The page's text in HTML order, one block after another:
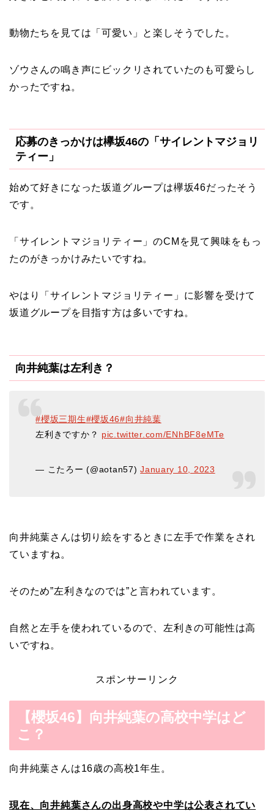
動物たちを見ては「可愛い」と楽しそうでした。
ゾウさんの鳴き声にビックリされていたのも可愛らし
かったですね。
応募のきっかけは欅坂46の「サイレントマジョリ
ティー」
始めて好きになった坂道グループは欅坂46だったそう
です。
「サイレントマジョリティー」のCMを見て興味をもっ
たのがきっかけみたいですね。
やはり「サイレントマジョリティー」に影響を受けて
坂道グループを目指す方は多いですね。
向井純葉は左利き？
#櫻坂三期生#櫻坂46#向井純葉
左利きですか？ pic.twitter.com/ENhBF8eMTe
— こたろー (@aotan57)January 10, 2023
向井純葉さんは切り絵をするときに左手で作業をされ
ていますね。
そのため”左利きなのでは”と言われています。
自然と左手を使われているので、左利きの可能性は高
いですね。
スポンサーリンク
【櫻坂46】向井純葉の高校中学はど
こ？
向井純葉さんは16歳の高校1年生。
現在、向井純葉さんの出身高校や中学は公表されてい